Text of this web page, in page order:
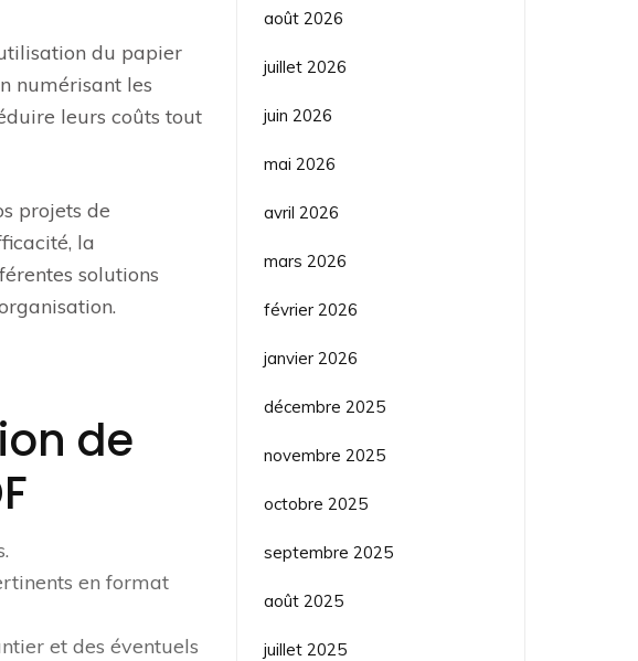
du papier
numérisant les
leurs coûts tout
projets de
la
solutions
de
en format
et des éventuels
août 2026
juillet 2026
juin 2026
mai 2026
avril 2026
mars 2026
février 2026
janvier 2026
décembre 2025
novembre 2025
octobre 2025
septembre 2025
août 2025
juillet 2025